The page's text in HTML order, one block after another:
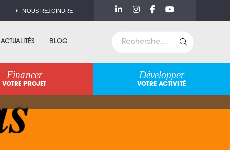
NOUS REJOINDRE !
ACTUALITÉS BLOG
Financer
VOTRE PROJET
Développer
VOTRE ACTIVITÉ